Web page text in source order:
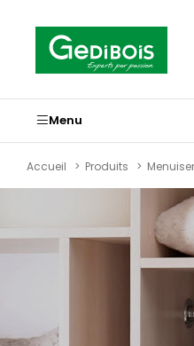
Menu
Accueil Produits